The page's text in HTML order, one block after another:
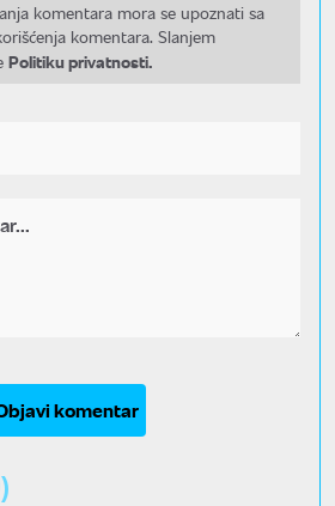
komentara mora se upoznati sa
komentara. Slanjem
Politiku privatnosti.
komentar